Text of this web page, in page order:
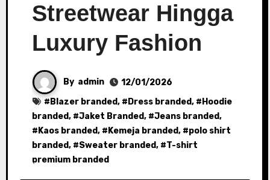
Streetwear Hingga
Luxury Fashion
By admin
12/01/2026
# Blazer branded, # Dress branded, # Hoodie
branded, #Jaket Branded, #Jeans branded,
# Kaos branded, # Kemeja branded, #polo shirt
branded, #Sweater branded, #T-shirt
premium branded